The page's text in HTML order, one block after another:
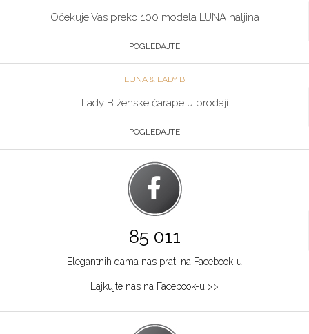
Očekuje Vas preko 100 modela LUNA haljina
POGLEDAJTE
LUNA & LADY B
Lady B ženske čarape u prodaji
POGLEDAJTE
85 011
Elegantnih dama nas prati na Facebook-u
Lajkujte nas na Facebook-u >>